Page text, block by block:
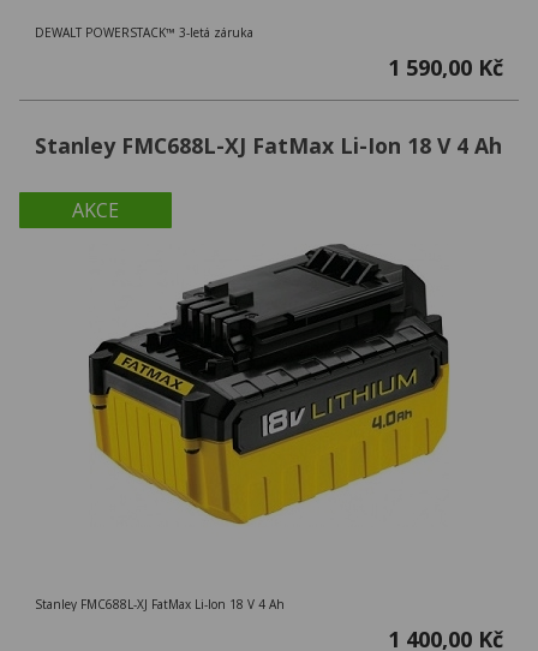
DEWALT POWERSTACK™ 3-letá záruka
1 590,00 Kč
AKCE
Stanley FMC688L-XJ FatMax Li-Ion 18 V 4 Ah
Stanley FMC688L-XJ FatMax Li-Ion 18 V 4 Ah
1 400,00 Kč